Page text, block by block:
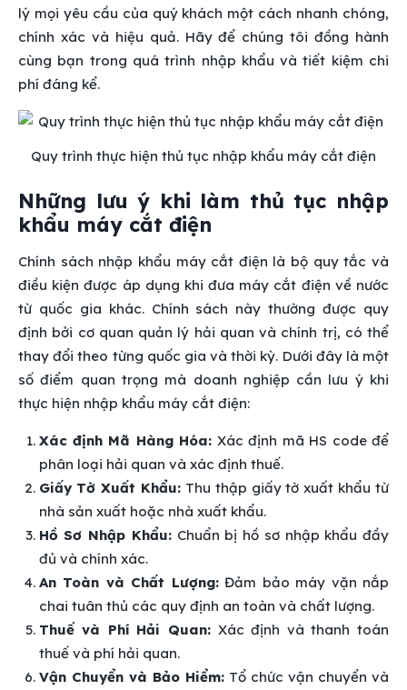
lý mọi yêu cầu của quý khách một cách nhanh chóng,
chính xác và hiệu quả. Hãy để chúng tôi đồng hành
cùng bạn trong quá trình nhập khẩu và tiết kiệm chi
phí đáng kể.
Quy trình thực hiện thủ tục nhập khẩu máy cắt điện
Những lưu ý khi làm thủ tục nhập
khẩu máy cắt điện
Chính sách nhập khẩu máy cắt điện là bộ quy tắc và
điều kiện được áp dụng khi đưa máy cắt điện về nước
từ quốc gia khác. Chính sách này thường được quy
định bởi cơ quan quản lý hải quan và chính trị, có thể
thay đổi theo từng quốc gia và thời kỳ. Dưới đây là một
số điểm quan trọng mà doanh nghiệp cần lưu ý khi
thực hiện nhập khẩu máy cắt điện:
Xác định Mã Hàng Hóa: Xác định mã HS code để
phân loại hải quan và xác định thuế.
Giấy Tờ Xuất Khẩu: Thu thập giấy tờ xuất khẩu từ
nhà sản xuất hoặc nhà xuất khẩu.
Hồ Sơ Nhập Khẩu:Chuẩn bị hồ sơ nhập khẩu đầy
đủ và chính xác.
An Toàn và Chất Lượng:Đảm bảo máy vặn nắp
chai tuân thủ các quy định an toàn và chất lượng.
Thuế và Phí Hải Quan:Xác định và thanh toán
thuế và phí hải quan.
Vận Chuyển và Bảo Hiểm:Tổ chức vận chuyển và